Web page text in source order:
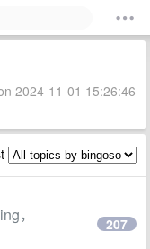
2024-11-01 15:26:46
，
207